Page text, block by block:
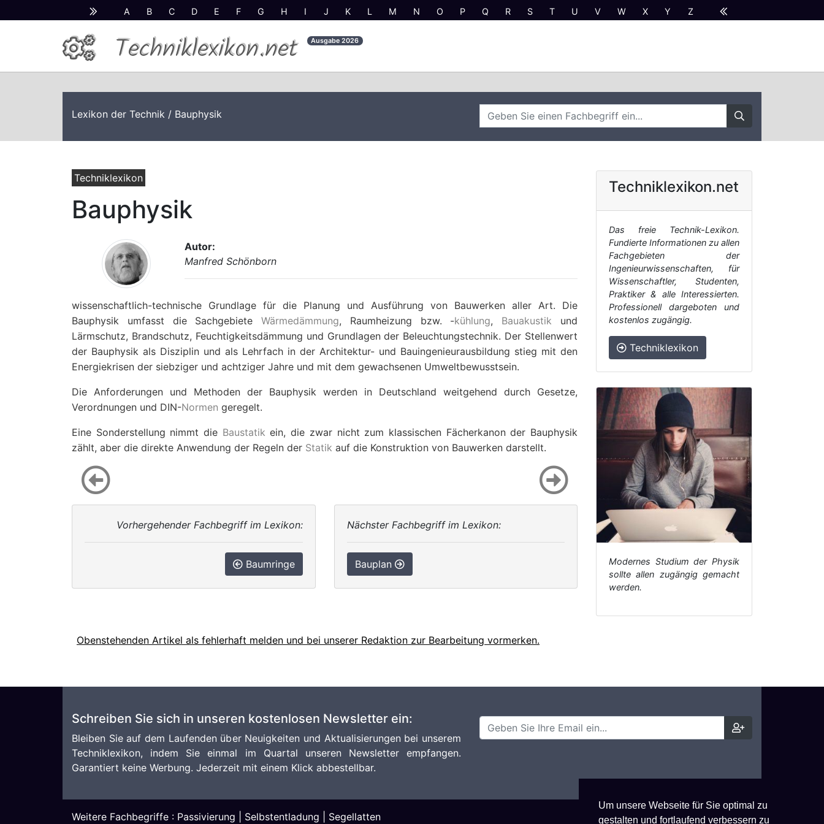
Um unsere Webseite für Sie optimal zu
gestalten und fortlaufend verbessern zu
A B C D E F G H I J K L M N O P Q R S T U V W X Y Z
Techniklexikon.net Ausgabe2026
Lexikon der Technik / Bauphysik
Techniklexikon
Bauphysik
Autor:
Manfred Schönborn
wissenschaftlich-technische Grundlage für die Planung und Ausführung von Bauwerken aller Art. Die
Bauphysik umfasst die SachgebieteWärmedämmung, Raumheizung bzw. -kühlung, Bauakustik und
Lärmschutz, Brandschutz, Feuchtigkeitsdämmung und Grundlagen der Beleuchtungstechnik. Der Stellenwert
der Bauphysik als Disziplin und als Lehrfach in der Architektur- und Bauingenieurausbildung stieg mit den
Energiekrisen der siebziger und achtziger Jahre und mit dem gewachsenen Umweltbewusstsein.
Die Anforderungen und Methoden der Bauphysik werden in Deutschland weitgehend durch Gesetze,
Verordnungen und DIN-Normen geregelt.
Eine Sonderstellung nimmt die Baustatik ein, die zwar nicht zum klassischen Fächerkanon der Bauphysik
zählt, aber die direkte Anwendung der Regeln der Statik auf die Konstruktion von Bauwerken darstellt.
Vorhergehender Fachbegriff im Lexikon:
Baumringe
Nächster Fachbegriff im Lexikon:
Bauplan
Obenstehenden Artikel als fehlerhaft melden und bei unserer Redaktion zur Bearbeitung vormerken.
Techniklexikon.net
Das freie Technik-Lexikon.
Fundierte Informationen zu allen
Fachgebieten der
Ingenieurwissenschaften, für
Wissenschaftler, Studenten,
Praktiker & alle Interessierten.
Professionell dargeboten und
kostenlos zugängig.
Techniklexikon
Modernes Studium der Physik
sollte allen zugängig gemacht
werden.
Schreiben Sie sich in unseren kostenlosen Newsletter ein:
Bleiben Sie auf dem Laufenden über Neuigkeiten und Aktualisierungen bei unserem
Techniklexikon, indem Sie einmal im Quartal unseren Newsletter empfangen.
Garantiert keine Werbung. Jederzeit mit einem Klick abbestellbar.
Weitere Fachbegriffe : Passivierung Selbstentladung Segellatten